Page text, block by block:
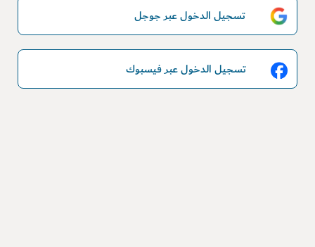
تسجيل الدخول عبر جوجل
تسجيل الدخول عبر فيسبوك